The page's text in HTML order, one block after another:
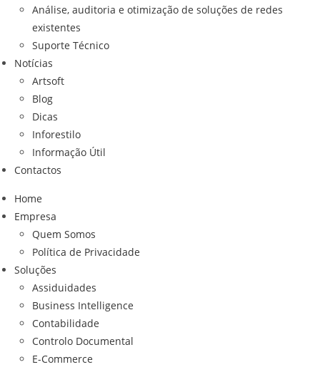
Análise, auditoria e otimização de soluções de redes
existentes
Suporte Técnico
Notícias
Artsoft
Blog
Dicas
Inforestilo
Informação Útil
Contactos
Home
Empresa
Quem Somos
Política de Privacidade
Soluções
Assiduidades
Business Intelligence
Contabilidade
Controlo Documental
E-Commerce